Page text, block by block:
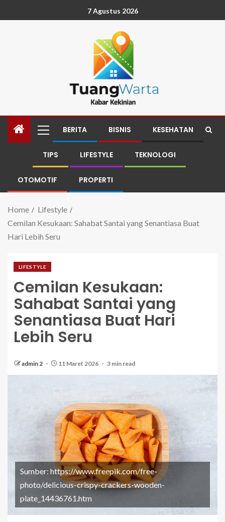
7 Agustus 2026
BERITA BISNIS KESEHATAN
TIPS LIFESTYLE TEKNOLOGI
OTOMOTIF PROPERTI
Home
Lifestyle
Cemilan Kesukaan: Sahabat Santai yang Senantiasa Buat
Hari Lebih Seru
LIFESTYLE
Cemilan Kesukaan:
Sahabat Santai yang
Senantiasa Buat Hari
Lebih Seru
admin 2 11 Maret 2026 3 min read
Sumber: https://www.freepik.com/free-
photo/delicious-crispy-crackers-wooden-
plate_14436761.htm